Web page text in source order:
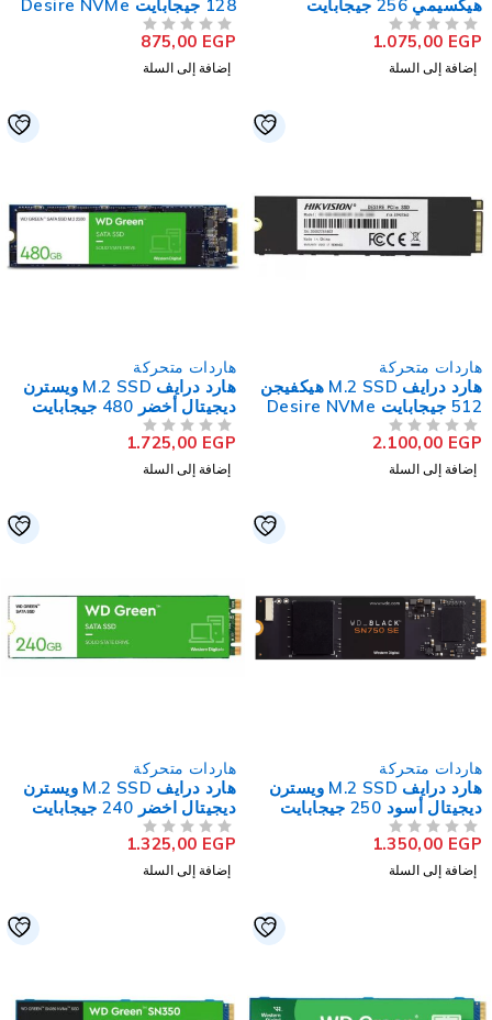
هيكسيمي 256 جيجابايت
NVMe PCIe Wave
1.075,00EGP
إضافة إلى السلة
128 جيجابايت Desire NVMe
PCIe
875,00EGP
إضافة إلى السلة
هاردات متحركة
هارد درايف M.2 SSD هيكفيجن
512 جيجابايت Desire NVMe
PCIe
2.100,00EGP
إضافة إلى السلة
هاردات متحركة
هارد درايف M.2 SSD ويسترن
ديجيتال أخضر 480 جيجابايت
ساتا
1.725,00EGP
إضافة إلى السلة
هاردات متحركة
هارد درايف M.2 SSD ويسترن
ديجيتال أسود 250 جيجابايت
SN750 SE NVMe PCIe
جيمنج1.350,00EGP
إضافة إلى السلة
هاردات متحركة
هارد درايف M.2 SSD ويسترن
ديجيتال اخضر 240 جيجابايت
ساتا
1.325,00EGP
إضافة إلى السلة